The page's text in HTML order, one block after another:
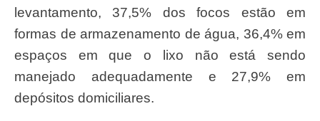
levantamento, 37,5% dos focos estão em
formas de armazenamento de água, 36,4% em
espaços em que o lixo não está sendo
manejado adequadamente e 27,9% em
depósitos domiciliares.